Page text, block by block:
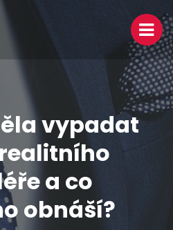
vypadat
a co
obnáší?